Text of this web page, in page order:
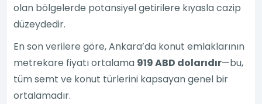
olan bölgelerde potansiyel getirilere kıyasla cazip
düzeydedir.
En son verilere göre, Ankara’da konut emlaklarının
metrekare fiyatı ortalama 919 ABD dolarıdır—bu,
tüm semt ve konut türlerini kapsayan genel bir
ortalamadır.